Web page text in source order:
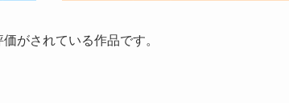
がされている作品です。